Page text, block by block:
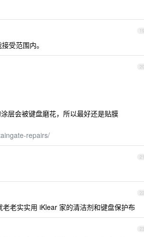
19
受范围内。
20
层会被键盘磨花，所以最好还是贴膜
repairs/
21
22
老实实用 iKlear 家的清洁剂和键盘保护布
23